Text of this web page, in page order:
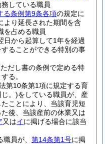
している職員
る条例第9条各項の規定に
より延長された期間を含
を占める職員
日から起算して1年を経過
ることができる特別の事
だし書の条例で定める特
る。
第10条第1項に規定する育
。)をしている職員が、産
ことにより、当該育児短
後、当該産前の休業又は
又はイに掲げる場合に該当
員が、 第14条第1号に掲